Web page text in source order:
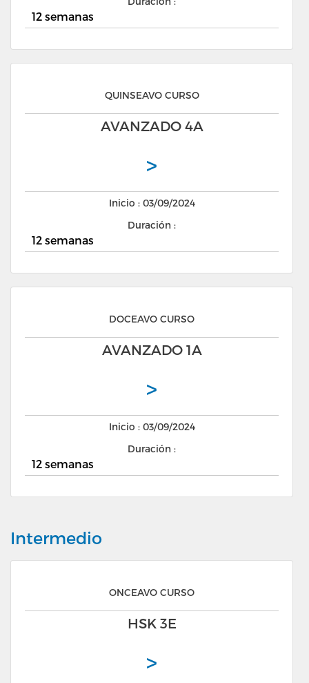
12 semanas
QUINSEAVO CURSO
AVANZADO 4A
>
Inicio : 03/09/2024
Duración :
12 semanas
DOCEAVO CURSO
AVANZADO 1A
>
Inicio : 03/09/2024
Duración :
12 semanas
Intermedio
ONCEAVO CURSO
HSK 3E
>